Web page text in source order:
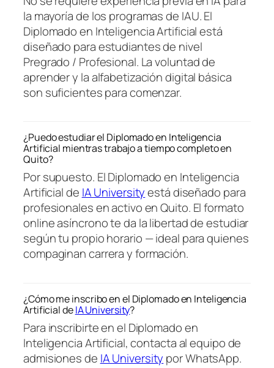
la mayoría de los programas de IAU. El
Diplomado en Inteligencia Artificial está
diseñado para estudiantes de nivel
Pregrado / Profesional. La voluntad de
aprender y la alfabetización digital básica
son suficientes para comenzar.
¿Puedo estudiar el Diplomado en Inteligencia
Artificial mientras trabajo a tiempo completo en
Quito?
Por supuesto. El Diplomado en Inteligencia
Artificial de IA Universityestá diseñado para
profesionales en activo en Quito. El formato
online asíncrono te da la libertad de estudiar
según tu propio horario — ideal para quienes
compaginan carrera y formación.
¿Cómo me inscribo en el Diplomado en Inteligencia
Artificial deIA University?
Para inscribirte en el Diplomado en
Inteligencia Artificial, contacta al equipo de
admisiones de IA University por WhatsApp.